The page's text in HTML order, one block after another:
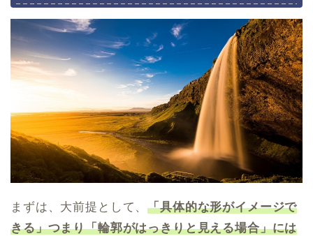
まずは、大前提として、「具体的な形がイメージで
きる」つまり「輪郭がはっきりと見える場合」には